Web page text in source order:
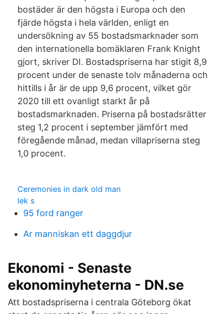
bostäder är den högsta i Europa och den
fjärde högsta i hela världen, enligt en
undersökning av 55 bostadsmarknader som
den internationella bomäklaren Frank Knight
gjort, skriver DI. Bostadspriserna har stigit 8,9
procent under de senaste tolv månaderna och
hittills i år är de upp 9,6 procent, vilket gör
2020 till ett ovanligt starkt år på
bostadsmarknaden. Priserna på bostadsrätter
steg 1,2 procent i september jämfört med
föregående månad, medan villapriserna steg
1,0 procent.
Ceremonies in dark old man
lek s
95 ford ranger
Ar manniskan ett daggdjur
Ekonomi - Senaste
ekonominyheterna - DN.se
Att bostadspriserna i centrala Göteborg ökat